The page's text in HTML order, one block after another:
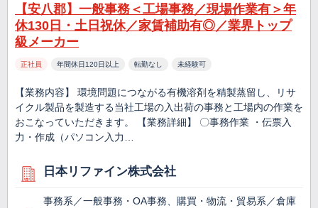
【安八郡】一般事務＜工場事務／現場作業有＞年
休130日・土日祝休／家賃補助有◎／業界トップ
級メーカー
正社員 年間休日120日以上 転勤なし 未経験可
【業務内容】 環境問題につながる有機溶剤を精製蒸留し、リサ
イクル製品を製造する当社工場の入出荷の事務と工場内の作業を
おこなっていただきます。 【業務詳細】 〇事務作業 ・伝票入
力・作成（パソコン入力…
日本リファイン株式会社
事務系／一般事務・OA事務、購買・物流・貿易系／倉庫